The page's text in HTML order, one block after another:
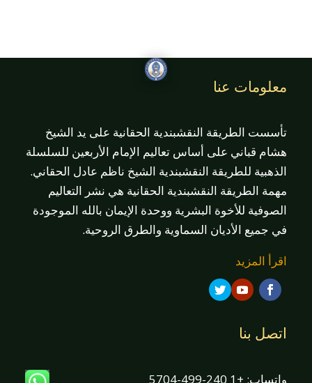
معلومات عنا
تأسست الطريقة النقشبندية الحقانية على يد الشيخ
هشام قباني على أساس تعاليم الإمام الأربعين للسلسلة
الذهبية للطريقة النقشبندية الشيخ ناظم عادل الحقاني.
مهمة الطريقة النقشبندية الحقانية هي نشر التعاليم
الصوفية للأخوة البشرية ووحدة الإيمان بالله الموجودة
في جميع الأديان السماوية والطرق الروحية.
اقرأ المزيد
اتصل بنا
واتساب: +1 240-499-5704